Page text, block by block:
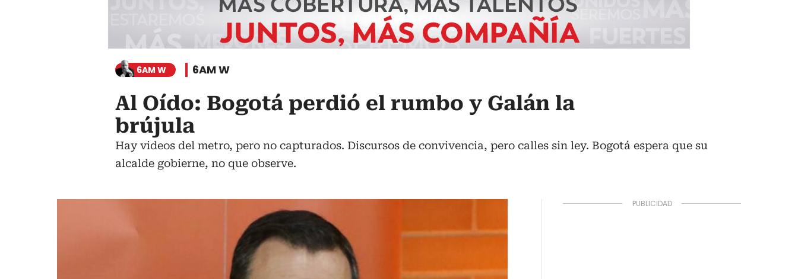
6AM W 6AM W
Al Oído: Bogotá perdió el rumbo y Galán la
brújula
Hay videos del metro, pero no capturados. Discursos de convivencia, pero calles sin ley. Bogotá espera que su
alcalde gobierne, no que observe.